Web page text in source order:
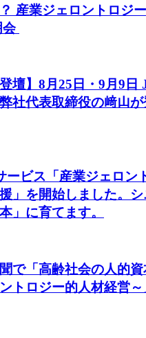
産業ジェロントロジ
会
登壇】8月25日・9月9日
社代表取締役の﨑山が
ービス「産業ジェロン
」を開始しました。
」に育てます。
で「高齢社会の人的資
トロジー的人材経営